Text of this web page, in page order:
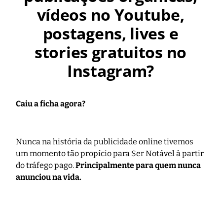
vídeos no Youtube,
postagens, lives e
stories gratuitos no
Instagram?
Caiu a ficha agora?
Nunca na história da publicidade online tivemos
um momento tão propício para Ser Notável à partir
do tráfego pago.Principalmente para quem nunca
anunciou na vida.